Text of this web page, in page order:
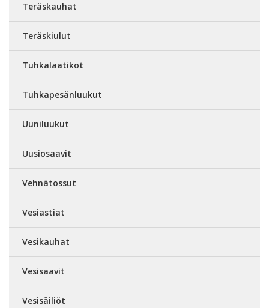
Teräskauhat
Teräskiulut
Tuhkalaatikot
Tuhkapesänluukut
Uuniluukut
Uusiosaavit
Vehnätossut
Vesiastiat
Vesikauhat
Vesisaavit
Vesisäiliöt